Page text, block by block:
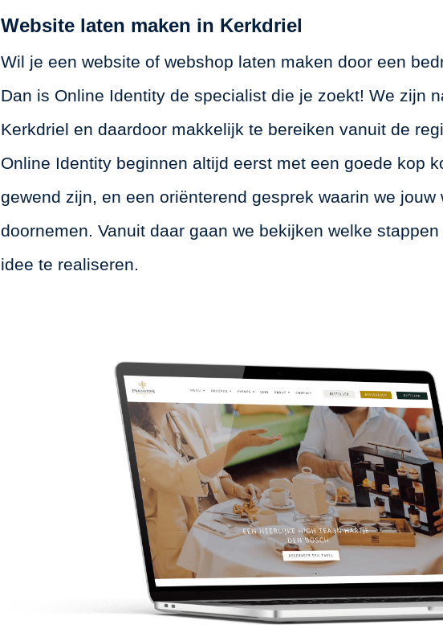
Website laten maken in Kerkdriel
Wil je een website of webshop laten maken door een
Dan is Online Identity de specialist die je zoekt! We zijn
Kerkdriel en daardoor makkelijk te bereiken vanuit de
Online Identity beginnen altijd eerst met een goede kop
gewend zijn, en een oriënterend gesprek waarin we jouw
doornemen. Vanuit daar gaan we bekijken welke
idee te realiseren.